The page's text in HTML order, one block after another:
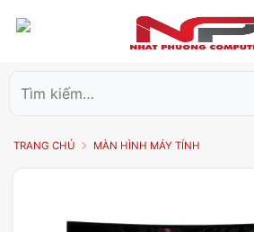
kiếm:
TRANG CHỦ MÀN HÌNH MÁY TÍNH